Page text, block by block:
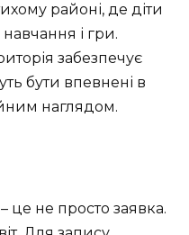
районі, де діти
і гри.
забезпечує
бути впевнені в
наглядом.
це не просто заявка.